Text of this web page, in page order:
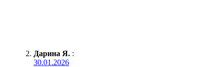
Дарина Я. :
30.01.2026